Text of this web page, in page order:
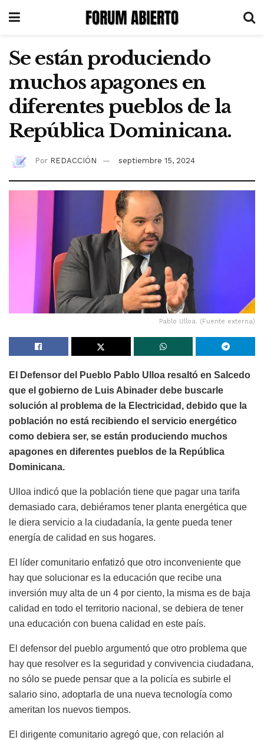
Se están produciendo
muchos apagones en
diferentes pueblos de la
República Dominicana.
Por REDACCIÓN septiembre 15, 2024
Pablo Ulloa. (Fuente externa)
El Defensor del Pueblo Pablo Ulloa resaltó en Salcedo
que el gobierno de Luis Abinader debe buscarle
solución al problema de la Electricidad, debido que la
población no está recibiendo el servicio energético
como debiera ser, se están produciendo muchos
apagones en diferentes pueblos de la República
Dominicana.
Ulloa indicó que la población tiene que pagar una tarifa
demasiado cara, debiéramos tener planta energética que
le diera servicio a la ciudadanía, la gente pueda tener
energía de calidad en sus hogares.
El líder comunitario enfatizó que otro inconveniente que
hay que solucionar es la educación que recibe una
inversión muy alta de un 4 por ciento, la misma es de baja
calidad en todo el territorio nacional, se debiera de tener
una educación con buena calidad en este país.
El defensor del pueblo argumentó que otro problema que
hay que resolver es la seguridad y convivencia ciudadana,
no sólo se puede pensar que a la policía es subirle el
salario sino, adoptarla de una nueva tecnología como
ameritan los nuevos tiempos.
El dirigente comunitario agregó que, con relación al